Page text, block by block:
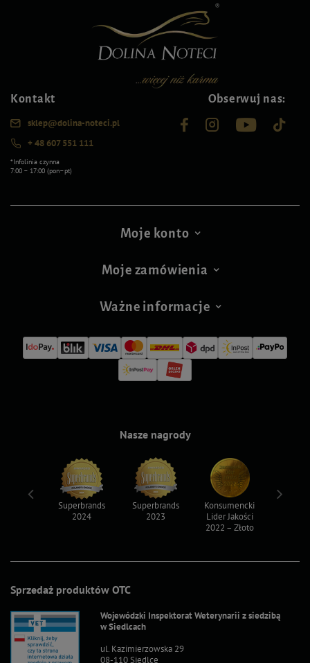
Kontakt
sklep@dolina-noteci.pl
+ 48 607 551 111
*Infolinia czynna
7:00 – 17:00 (pon–pt)
Obserwuj nas:
Moje konto
Moje zamówienia
Ważne informacje
Sprzedaż produktów OTC
Wojewódzki Inspektorat Weterynarii z siedzibą
w Siedlcach
ul. Kazimierzowska 29
08-110 Siedlce
Nasze nagrody
Superbrands
2024
Superbrands
2023
Konsumencki
Lider Jakości
2022 – Złoto